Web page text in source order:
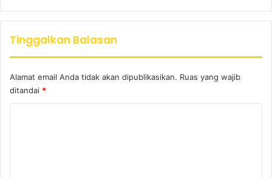
Tinggalkan Balasan
Alamat email Anda tidak akan dipublikasikan. Ruas yang wajib
ditandai *